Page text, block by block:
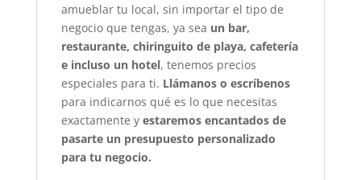
amueblar tu local, sin importar el tipo de
negocio que tengas, ya sea un bar,
restaurante, chiringuito de playa, cafetería
e incluso un hotel, tenemos precios
especiales para ti. Llámanos o escríbenos
para indicarnos qué es lo que necesitas
exactamente y estaremos encantados de
pasarte un presupuesto personalizado
para tu negocio.